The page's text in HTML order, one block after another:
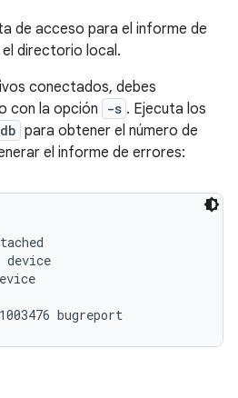
de acceso para el informe de
directorio local.
conectados, debes
con la opción
-s . Ejecuta los
para obtener el número de
el informe de errores: